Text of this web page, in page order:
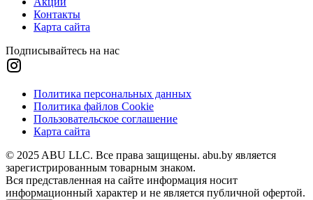
Контакты
Карта сайта
Подписывайтесь на нас
Политика персональных данных
Политика файлов Cookie
Пользовательское соглашение
Карта сайта
© 2025 ABU LLC. Все права защищены. abu.by является
зарегистрированным товарным знаком.
Вся представленная на сайте информация носит
информационный характер и не является публичной офертой.